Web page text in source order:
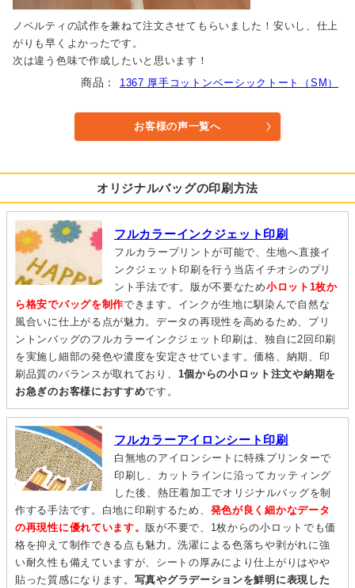
ノベルティの試作を兼ねて注文させてもらいました！安いし、仕上
がりも早くよかったです。
次は違う色味で作成したいと思います！
1367 厚手コットンベーシックトート（SM）
お客様の声一覧へ
オリジナルバッグの印刷方法
フルカラーインクジェット印刷
フルカラープリントが可能で、生地へ直接イ
ンクジェット印刷を行う当店イチオシのプリ
ント手法です。版が不要なため小ロット1枚か
ら格安でバッグを制作できます。インクが生地に馴染んで自然な
風合いに仕上がる点が魅力。データの再現性を高めるため、プリ
ントンバッグのフルカラーインクジェット印刷は、独自に2回印刷
を実施し細部の発色や濃度を安定させています。価格、納期、印
刷品質のバランスが取れており、 1個からの小ロット注文や納期を
お急ぎのお客様におすすめです。
フルカラーアイロンシート印刷
白無地のアイロンシートに特殊プリンターで
印刷し、カットラインに沿ってカッティング
した後、熱圧着加工でオリジナルバッグを制
作する手法です。白地に印刷するため、 発色が良く細かなデータ
の再現性に優れています。
版が不要で、1枚からの小ロットでも価
格を抑えて制作できる点も魅力。洗濯による色落ちや剥がれに強
い耐久性も備えていますが、シートの厚みにより仕上がりはやや
貼った質感になります。 写真やグラデーションを鮮明に表現した